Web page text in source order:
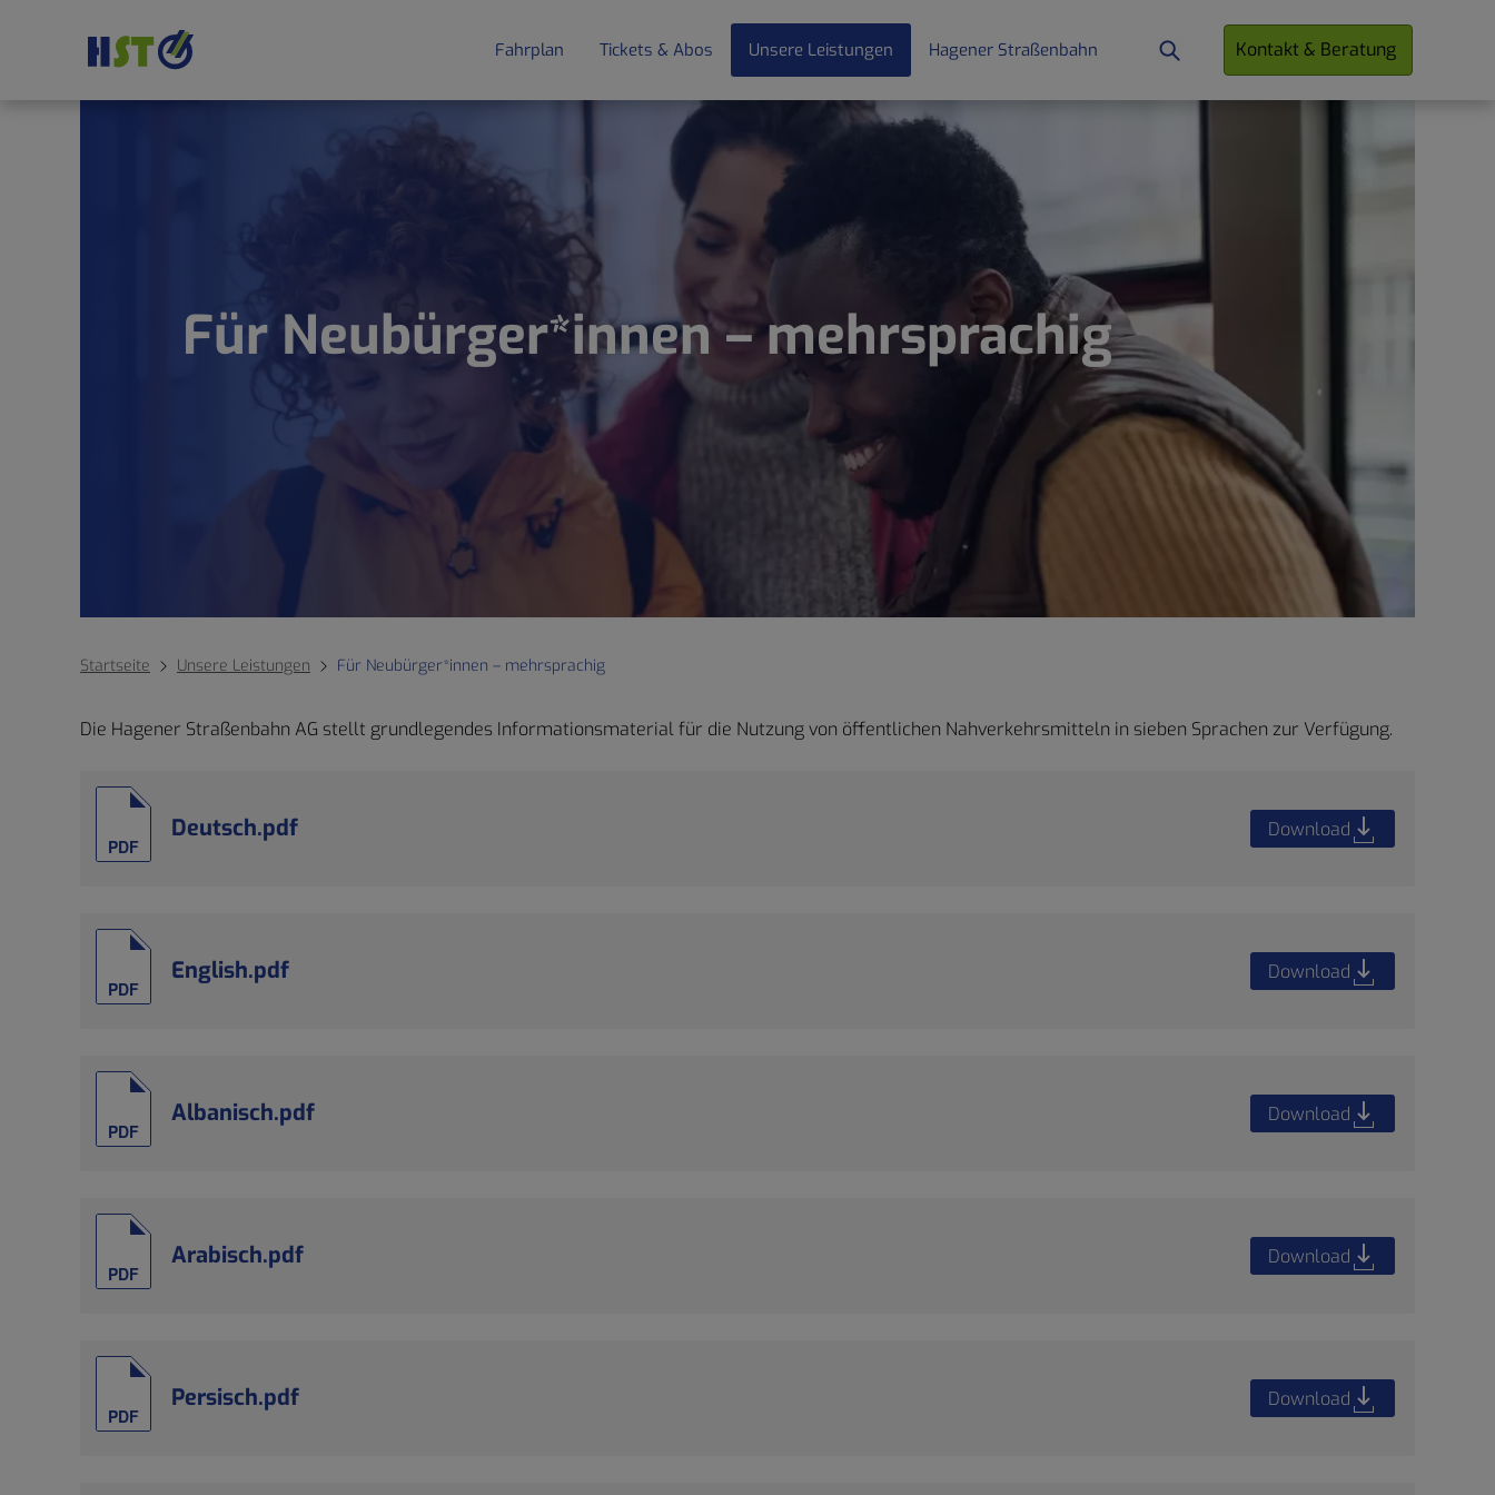
Fahrplan Tickets & Abos Unsere Leistungen Hagener Straßenbahn Kontakt & Beratung
Für Neubürger*innen – mehrsprachig
Startseite Unsere Leistungen Für Neubürger*innen – mehrsprachig
Die Hagener Straßenbahn AG stellt grundlegendes Informationsmaterial für die Nutzung von öffentlichen Nahverkehrsmitteln in sieben Sprachen zur Verfügung.
PDF
Deutsch.pdf Download
PDF
English.pdf Download
PDF
Albanisch.pdf Download
PDF
Arabisch.pdf Download
PDF
Persisch.pdf Download